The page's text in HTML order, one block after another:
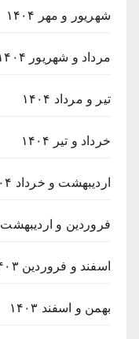
شهریور و مهر ۱۴۰۴
مرداد و شهریور ۱۴۰۴
تیر و مرداد ۱۴۰۴
خرداد و تیر ۱۴۰۴
اردیبهشت و خرداد ۱۴۰۴
فروردین و اردیبهشت ۱۴۰۴
اسفند و فروردین ۱۴۰۳
بهمن و اسفند ۱۴۰۳